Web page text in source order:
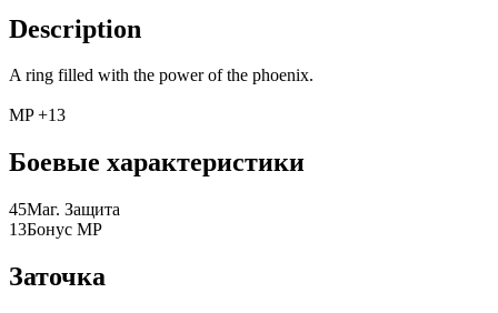
Description
A ring filled with the power of the phoenix.
MP +13
Боевые характеристики
45Маг. Защита
13Бонус MP
Заточка